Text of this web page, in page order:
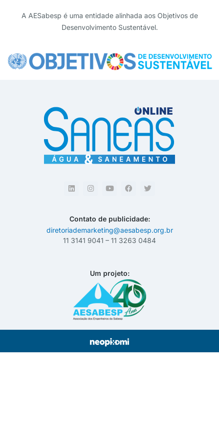
A AESabesp é uma entidade alinhada aos Objetivos de
Desenvolvimento Sustentável.
Contato de publicidade:
diretoriademarketing@aesabesp.org.br
11 3141 9041 – 11 3263 0484
Um projeto: